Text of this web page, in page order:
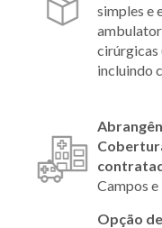
simples e
cirúrgicas
incluindo
Campos
Opção